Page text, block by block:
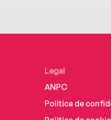
Legal
ANPC
Politica de